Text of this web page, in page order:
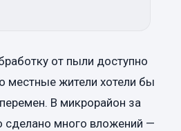
от пыли доступно
местные жители хотели бы
В микрорайон за
сделано много вложений —